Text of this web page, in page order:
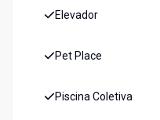
Elevador
Pet Place
Piscina Coletiva